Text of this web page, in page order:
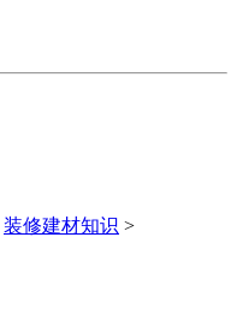
装修建材知识 >